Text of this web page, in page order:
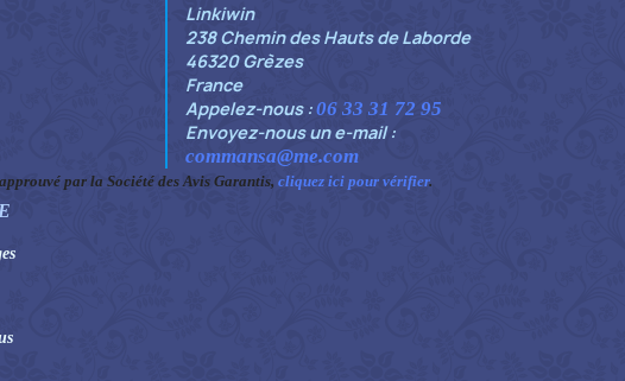
Linkiwin
238 Chemin des Hauts de Laborde
46320 Grèzes
France
Appelez-nous :06 33 31 72 95
Envoyez-nous un e-mail :
commansa@me.com
par la Société des Avis Garantis, cliquez ici pour vérifier.